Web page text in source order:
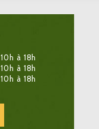
10h à 18h
10h à 18h
10h à 18h